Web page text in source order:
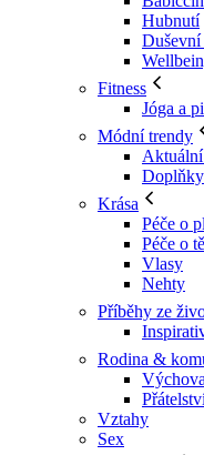
Hubnutí
Fitness
Jóga a
Módní trendy
Doplňky
Krása
Péče o
Péče o
Vlasy
Nehty
Příběhy ze
Rodina &
Výchova
Vztahy
Sex